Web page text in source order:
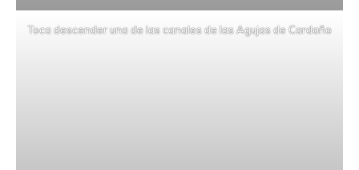
Toca descender una de las canales de las Agujas de Cardaño